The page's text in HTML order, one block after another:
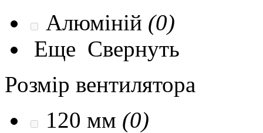
Алюміній (0)
Еще Свернуть
Розмір вентилятора
120 мм (0)